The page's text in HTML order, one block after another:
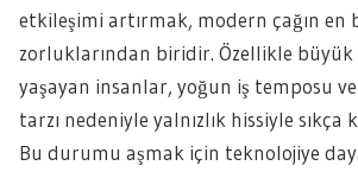
etkileşimi artırmak, modern çağın en
zorluklarından biridir. Özellikle büyük
yaşayan insanlar, yoğun iş temposu
tarzı nedeniyle yalnızlık hissiyle sıkça
Bu durumu aşmak için teknolojiye